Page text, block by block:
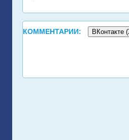
КОММЕНТАРИИ: ВКонтакте (